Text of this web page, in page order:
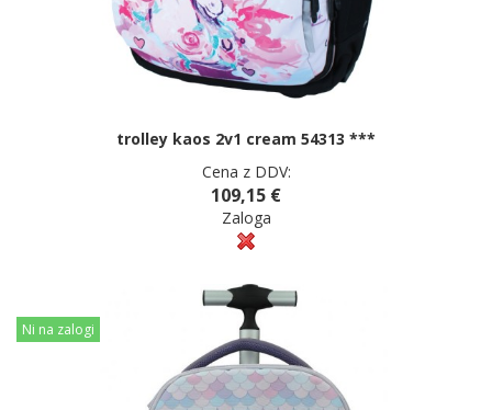
trolley kaos 2v1 cream 54313 ***
Cena z DDV:
109,15 €
Zaloga
Ni na zalogi